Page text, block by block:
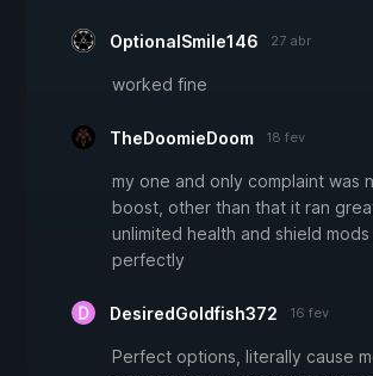
OptionalSmile146 27 abr
worked fine
TheDoomieDoom 18 fev
my one and only complaint was
boost, other than that it ran
unlimited health and shield
perfectly
DesiredGoldfish372 16 fev
Perfect options, literally cause